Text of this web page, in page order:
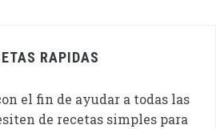
RAPIDAS
el fin de ayudar a todas las
de recetas simples para